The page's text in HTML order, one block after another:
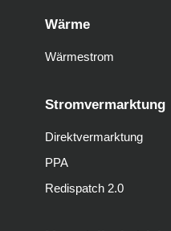
Wärme
Wärmestrom
Stromvermarktung
Direktvermarktung
PPA
Redispatch 2.0